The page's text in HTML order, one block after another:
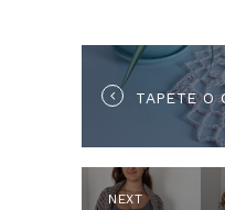
ENTRADAS
TAPETE O
NEXT Next